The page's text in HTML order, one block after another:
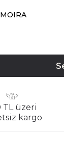
TL üzeri
kargo